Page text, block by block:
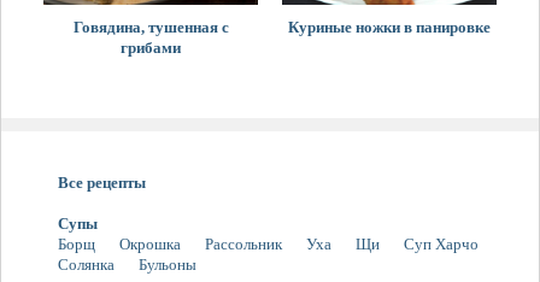
Говядина, тушенная с
грибами
Куриные ножки в панировке
Все рецепты
Супы
Борщ
Окрошка Рассольник Уха Щи
Суп Харчо
Солянка
Бульоны